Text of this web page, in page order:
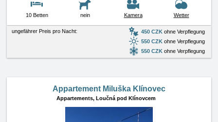
10 Betten nein Kamera Wetter
ungefährer Preis pro Nacht: 450 CZK ohne Verpflegung
550 CZK ohne Verpflegung
550 CZK ohne Verpflegung
Appartement Miluška Klínovec
Appartements, Loučná pod Klínovcem